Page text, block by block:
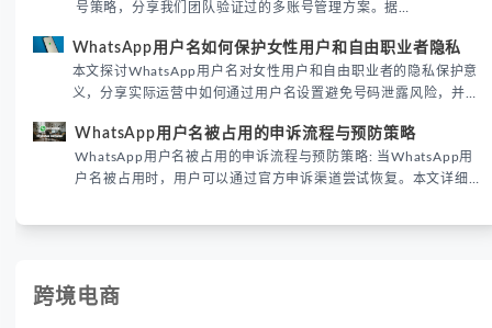
号策略，分享我们团队验证过的多账号管理方案。据
性直接影响转化率。
WhatsApp用户名如何保护女性用户和自由职业者隐私
本文探讨WhatsApp用户名对女性用户和自由职业者的隐私保护意
义，分享实际运营中如何通过用户名设置避免号码泄露风险，并提
已成为全球数字沟通的首要考量。
WhatsApp用户名被占用的申诉流程与预防策略
WhatsApp用户名被占用的申诉流程与预防策略: 当WhatsApp用
户名被占用时，用户可以通过官方申诉渠道尝试恢复。本文详细解
账号安全。
跨境电商